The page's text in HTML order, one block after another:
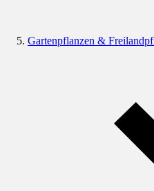
Gartenpflanzen &